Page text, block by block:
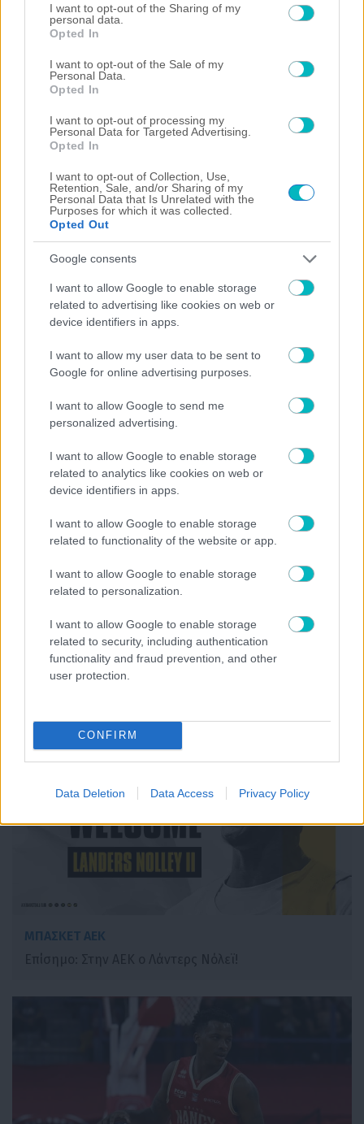
not limited to your visit or usage behaviour. You may click to
grant or deny consent to Google and its third-party tags to
use your data for below specified purposes in below Google
consent section.
I want to opt-out of the Sharing of my
personal data.
Opted In
I want to opt-out of the Sale of my
Personal Data.
Opted In
I want to opt-out of processing my
Personal Data for Targeted Advertising.
Opted In
I want to opt-out of Collection, Use,
Retention, Sale, and/or Sharing of my
Personal Data that Is Unrelated with the
Purposes for which it was collected.
Opted Out
Google consents
I want to allow Google to enable storage
related to advertising like cookies on web or
device identifiers in apps.
I want to allow my user data to be sent to
Google for online advertising purposes.
I want to allow Google to send me
personalized advertising.
I want to allow Google to enable storage
related to analytics like cookies on web or
device identifiers in apps.
I want to allow Google to enable storage
related to functionality of the website or app.
I want to allow Google to enable storage
related to personalization.
I want to allow Google to enable storage
related to security, including authentication
functionality and fraud prevention, and other
user protection.
CONFIRM
Data Deletion Data Access Privacy Policy
Ad loading…
ΜΠΑΣΚΕΤ ΑΕΚ
Νόλεϊ για την μεταγραφή του στην ΑΕΚ: «Με
έπεισαν ο Σάκοτα και οι παίκτες να έρθω στην
ομάδα – Λατρέυω την Αθήνα!»
ΜΠΑΣΚΕΤ ΑΕΚ